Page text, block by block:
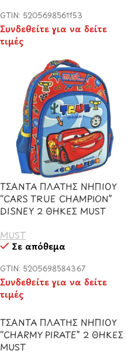
GTIN: 5205698561153
Συνδεθείτε για να δείτε
τιμές
ΤΣΑΝΤΑ ΠΛΑΤΗΣ ΝΗΠΙΟΥ
“CARS TRUE CHAMPION”
DISNEY 2 ΘΗΚΕΣ MUST
MUST
Σε απόθεμα
GTIN: 5205698584367
Συνδεθείτε για να δείτε
τιμές
ΤΣΑΝΤΑ ΠΛΑΤΗΣ ΝΗΠΙΟΥ
“CHARMY PIRATE” 2 ΘΗΚΕΣ
MUST